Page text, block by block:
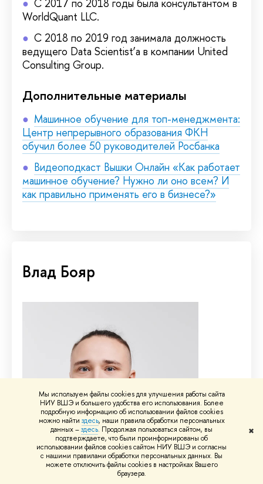
Мы используем файлы cookies для улучшения работы сайта
НИУ ВШЭ и большего удобства его использования. Более
подробную информацию об использовании файлов cookies
можно найти здесь, наши правила обработки персональных
данных –здесь. Продолжая пользоваться сайтом, вы
подтверждаете, что были проинформированы об
использовании файлов cookies сайтом НИУ ВШЭ и согласны
с нашими правилами обработки персональных данных. Вы
можете отключить файлы cookies в настройках Вашего
браузера.
✖
C 2017 по 2018 годы была консультантом в
WorldQuant LLC.
С 2018 по 2019 год занимала должность
ведущего Data Scientist’а в компании United
Consulting Group.
Дополнительные материалы
Машинное обучение для топ-менеджмента:
Центр непрерывного образования ФКН
обучил более 50 руководителей Росбанка
Видеоподкаст Вышки Онлайн «Как работает
машинное обучение? Нужно ли оно всем? И
как правильно применять его в бизнесе?»
Влад Бояр